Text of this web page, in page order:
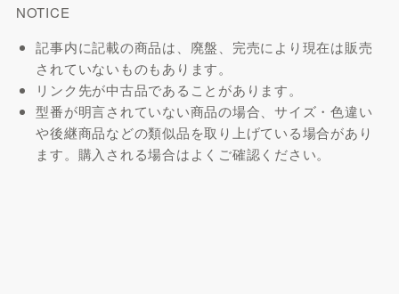
NOTICE
記事内に記載の商品は、廃盤、完売により現在は販売
されていないものもあります。
リンク先が中古品であることがあります。
型番が明言されていない商品の場合、サイズ・色違い
や後継商品などの類似品を取り上げている場合があり
ます。購入される場合はよくご確認ください。